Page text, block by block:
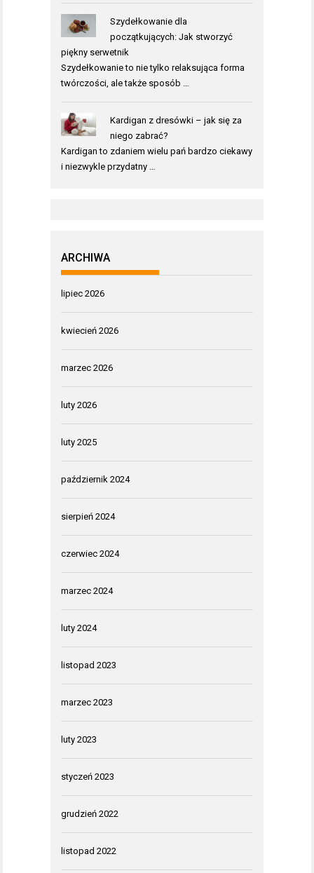
Szydełkowanie dla
początkujących: Jak stworzyć
piękny serwetnik
Szydełkowanie to nie tylko relaksująca forma
twórczości, ale także sposób …
Kardigan z dresówki – jak się za
niego zabrać?
Kardigan to zdaniem wielu pań bardzo ciekawy
i niezwykle przydatny …
ARCHIWA
lipiec 2026
kwiecień 2026
marzec 2026
luty 2026
luty 2025
październik 2024
sierpień 2024
czerwiec 2024
marzec 2024
luty 2024
listopad 2023
marzec 2023
luty 2023
styczeń 2023
grudzień 2022
listopad 2022